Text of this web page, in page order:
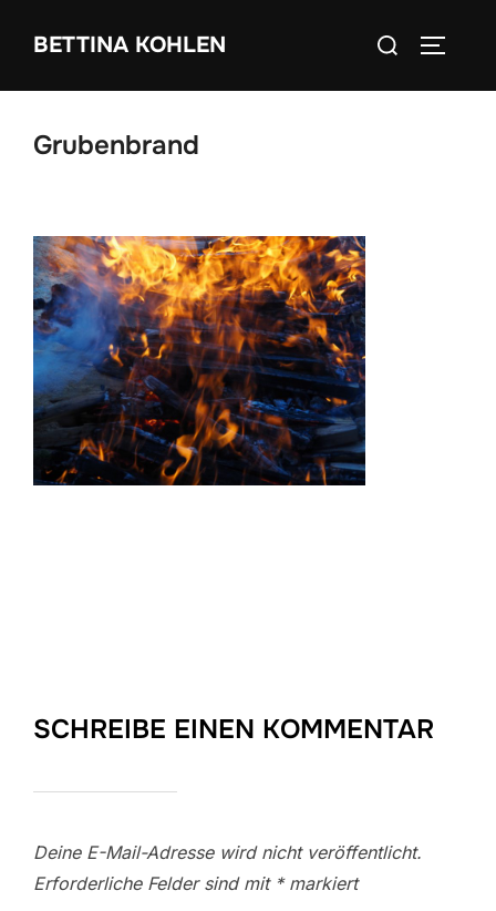
InhaltBETTINA KOHLEN
Suchen
Grubenbrand
SCHREIBE EINEN KOMMENTAR
Deine E-Mail-Adresse wird nicht veröffentlicht.
Erforderliche Felder sind mit *markiert